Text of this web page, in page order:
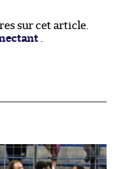
sur cet article.